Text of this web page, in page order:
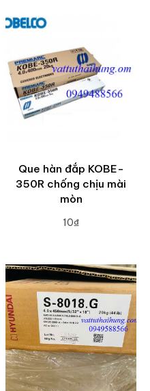
Que hàn đắp KOBE-
350R chống chịu mài
mòn
10₫